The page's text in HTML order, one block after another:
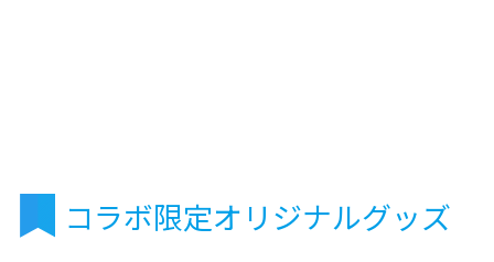
コラボ限定オリジナルグッズ